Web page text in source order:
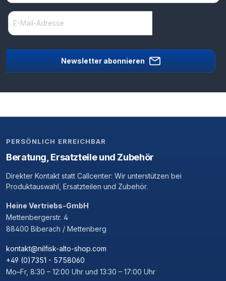
Newsletter abonnieren
PERSÖNLICH ERREICHBAR
Beratung, Ersatzteile und Zubehör
Direkter Kontakt statt Callcenter: Wir unterstützen bei
Produktauswahl, Ersatzteilen und Zubehör.
Heine Vertriebs-GmbH
Mettenbergerstr. 4
88400 Biberach / Mettenberg
kontakt@nilfisk-alto-shop.com
+49 (0)7351 - 5758060
Mo–Fr, 8:30 – 12:00 Uhr und 13:30 – 17:00 Uhr